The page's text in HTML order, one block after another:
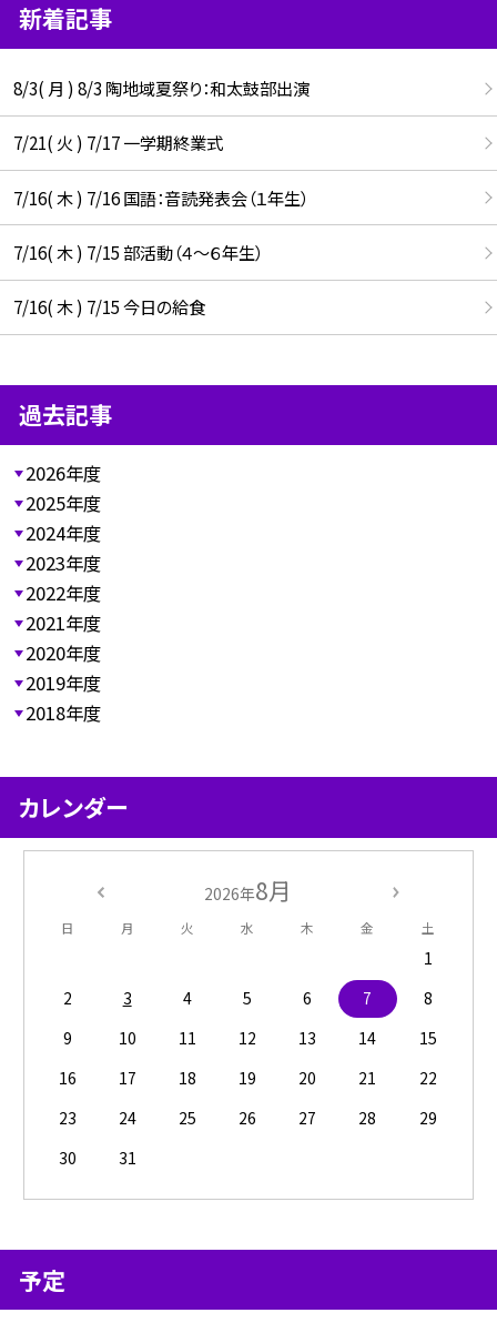
新着記事
8/3( 月 ) 8/3 陶地域夏祭り：和太鼓部出演
7/21( 火 ) 7/17 一学期終業式
7/16( 木 ) 7/16 国語：音読発表会（１年生）
7/16( 木 ) 7/15 部活動（４～６年生）
7/16( 木 ) 7/15 今日の給食
過去記事
2026年度
2025年度
2024年度
2023年度
2022年度
2021年度
2020年度
2019年度
2018年度
カレンダー
2026年8月
日 月 火 水 木 金 土
1
2
3 4 5 6 7
8
9
10 11 12 13 14
15
16
17 18 19 20 21
22
23
24 25 26 27 28
29
30
31
予定